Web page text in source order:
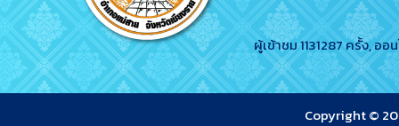
ผู้เข้าชม 1131287 ครั้ง, อ
Copyright ©